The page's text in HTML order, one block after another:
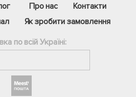
Про нас
Контакти
Як зробити замовлення
по всій Україні: